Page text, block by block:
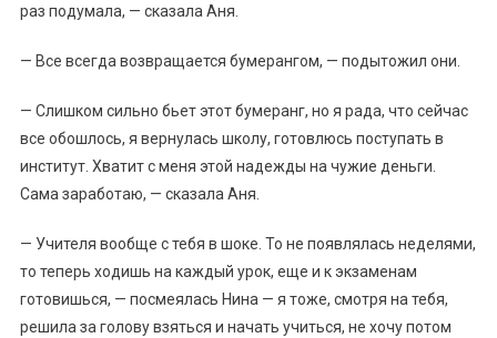
раз подумала, — сказала Аня.
— Все всегда возвращается бумерангом, — подытожил они.
— Слишком сильно бьет этот бумеранг, но я рада, что сейчас
все обошлось, я вернулась школу, готовлюсь поступать в
институт. Хватит с меня этой надежды на чужие деньги.
Сама заработаю, — сказала Аня.
— Учителя вообще с тебя в шоке. То не появлялась неделями,
то теперь ходишь на каждый урок, еще и к экзаменам
готовишься, — посмеялась Нина — я тоже, смотря на тебя,
решила за голову взяться и начать учиться, не хочу потом